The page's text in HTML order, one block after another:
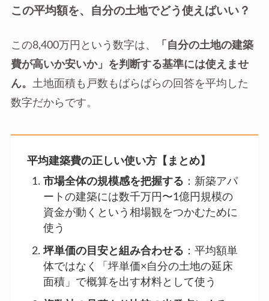
この平均額を、自分の土地でどう使えばいい？
この8,400万円という数字は、
「自分の土地の建築
費が高いか安いか」を判断する基準には使えませ
ん。
土地面積も戸数もばらばらの回答を平均した
数字だからです。
平均建築費の正しい使い方【まとめ】
市場全体の規模感を把握する ：新築アパ
ートの建築には数千万円〜1億円規模の
資金が動くという相場観をつかむために
使う
坪単価の目安と組み合わせる ：平均額単
体ではなく「坪単価×自分の土地の延床
面積」で概算を出す材料として使う